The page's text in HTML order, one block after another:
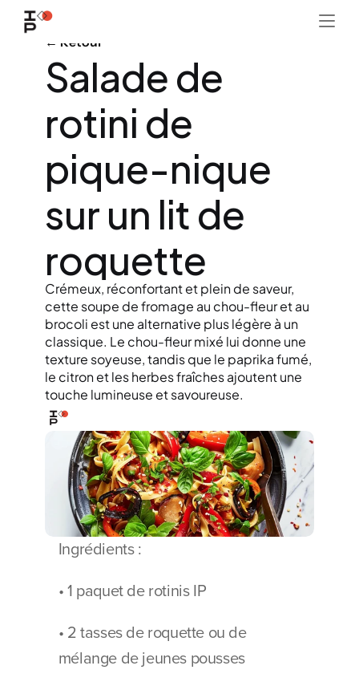
← Retour
Salade de
rotini de
pique-nique
sur un lit de
roquette
Crémeux, réconfortant et plein de saveur,
cette soupe de fromage au chou-fleur et au
brocoli est une alternative plus légère à un
classique. Le chou-fleur mixé lui donne une
texture soyeuse, tandis que le paprika fumé,
le citron et les herbes fraîches ajoutent une
touche lumineuse et savoureuse.
Ingrédients :
• 1 paquet de rotinis IP
• 2 tasses de roquette ou de
mélange de jeunes pousses